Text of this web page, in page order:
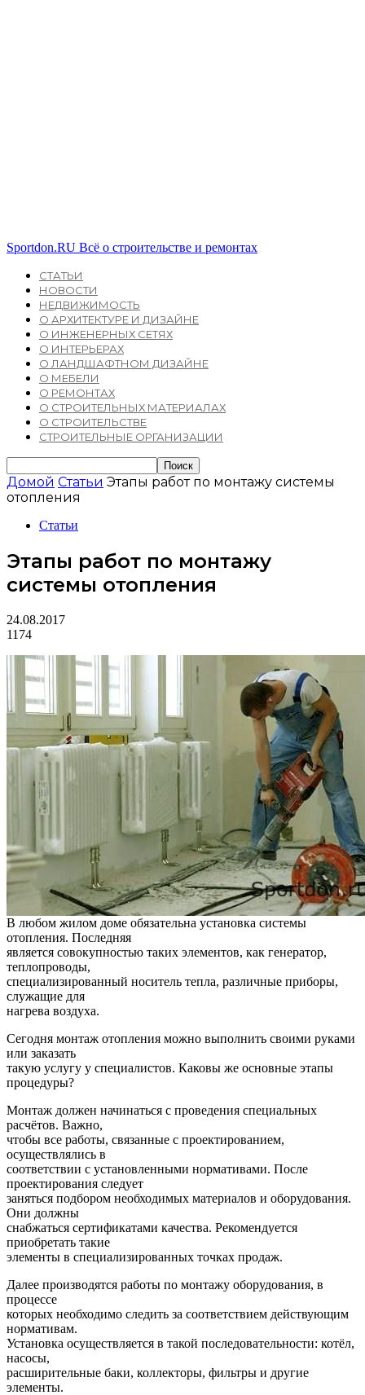
Sportdon.RU Всё о строительстве и ремонтах
СТАТЬИ
НОВОСТИ
НЕДВИЖИМОСТЬ
О АРХИТЕКТУРЕ И ДИЗАЙНЕ
О ИНЖЕНЕРНЫХ СЕТЯХ
О ИНТЕРЬЕРАХ
О ЛАНДШАФТНОМ ДИЗАЙНЕ
О МЕБЕЛИ
О РЕМОНТАХ
О СТРОИТЕЛЬНЫХ МАТЕРИАЛАХ
О СТРОИТЕЛЬСТВЕ
СТРОИТЕЛЬНЫЕ ОРГАНИЗАЦИИ
Домой Статьи Этапы работ по монтажу системы
отопления
Статьи
Этапы работ по монтажу
системы отопления
24.08.2017
1174
В любом жилом доме обязательна установка системы
отопления. Последняя
является совокупностью таких элементов, как генератор,
теплопроводы,
специализированный носитель тепла, различные приборы,
служащие для
нагрева воздуха.
Сегодня монтаж отопления можно выполнить своими руками
или заказать
такую услугу у специалистов. Каковы же основные этапы
процедуры?
Монтаж должен начинаться с проведения специальных
расчётов. Важно,
чтобы все работы, связанные с проектированием,
осуществлялись в
соответствии с установленными нормативами. После
проектирования следует
заняться подбором необходимых материалов и оборудования.
Они должны
снабжаться сертификатами качества. Рекомендуется
приобретать такие
элементы в специализированных точках продаж.
Далее производятся работы по монтажу оборудования, в
процессе
которых необходимо следить за соответствием действующим
нормативам.
Установка осуществляется в такой последовательности: котёл,
насосы,
расширительные баки, коллекторы, фильтры и другие
элементы.